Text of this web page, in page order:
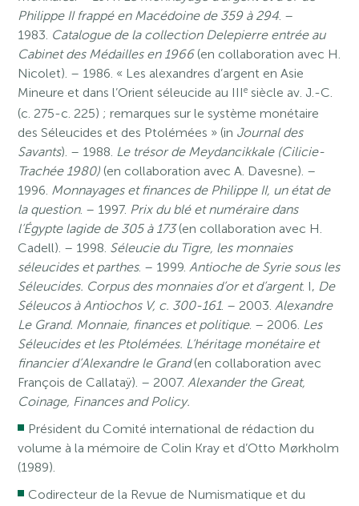
Philippe II frappé en Macédoine de 359 à 294. –
1983. Catalogue de la collection Delepierre entrée au
Cabinet des Médailles en 1966(en collaboration avec H.
Nicolet). – 1986. « Les alexandres d’argent en Asie
Mineure et dans l’Orient séleucide au IIIe siècle av. J.-C.
(c. 275-c. 225) ; remarques sur le système monétaire
des Séleucides et des Ptolémées » (in Journal des
Savants). – 1988. Le trésor de Meydancikkale (Cilicie-
Trachée 1980) (en collaboration avec A. Davesne). –
1996. Monnayages et finances de Philippe II, un état de
la question. – 1997. Prix du blé et numéraire dans
l’Égypte lagide de 305 à 173(en collaboration avec H.
Cadell). – 1998. Séleucie du Tigre, les monnaies
séleucides et parthes. – 1999.Antioche de Syrie sous les
Séleucides. Corpus des monnaies d’or et d’argent. I, De
Séleucos à Antiochos V, c. 300-161. – 2003.Alexandre
Le Grand. Monnaie, finances et politique. – 2006. Les
Séleucides et les Ptolémées. L’héritage monétaire et
financier d’Alexandre le Grand(en collaboration avec
François de Callataÿ). – 2007.Alexander the Great,
Coinage, Finances and Policy.
Président du Comité international de rédaction du
volume à la mémoire de Colin Kray et d’Otto Mørkholm
(1989).
Codirecteur de la Revue de Numismatique et du